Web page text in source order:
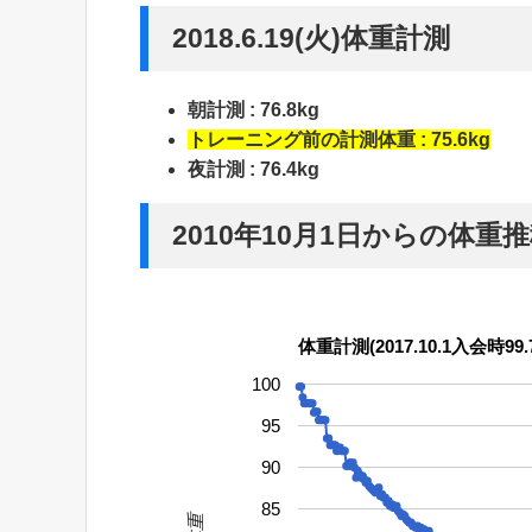
2018.6.19(火)体重計測
朝計測 : 76.8kg
トレーニング前の計測体重 : 75.6kg
夜計測 : 76.4kg
2010年10月1日からの体重
体重計測(2017.10.1入会時
85
90
95
100